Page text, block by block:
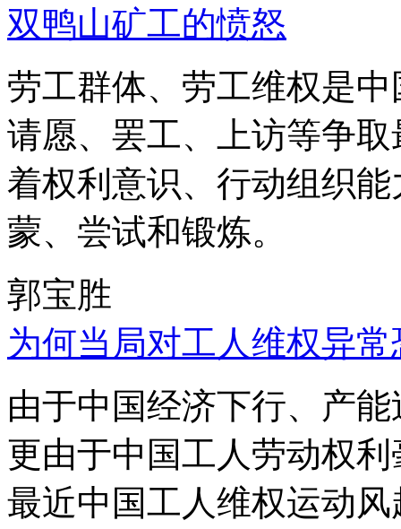
双鸭山矿工的愤怒
劳工群体、劳工维权是
请愿、罢工、上访等争
着权利意识、行动组织
蒙、尝试和锻炼。
郭宝胜
为何当局对工人维权异
由于中国经济下行、产
更由于中国工人劳动权
最近中国工人维权运动